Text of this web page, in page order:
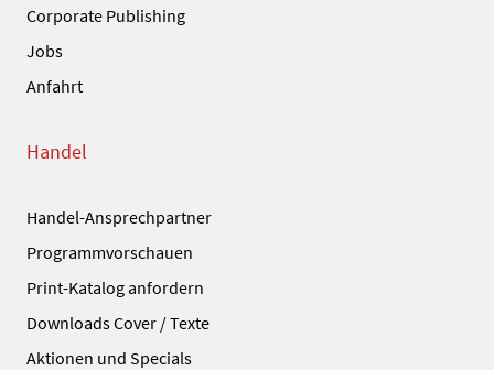
Corporate Publishing
Jobs
Anfahrt
Handel
Handel-Ansprechpartner
Programmvorschauen
Print-Katalog anfordern
Downloads Cover / Texte
Aktionen und Specials